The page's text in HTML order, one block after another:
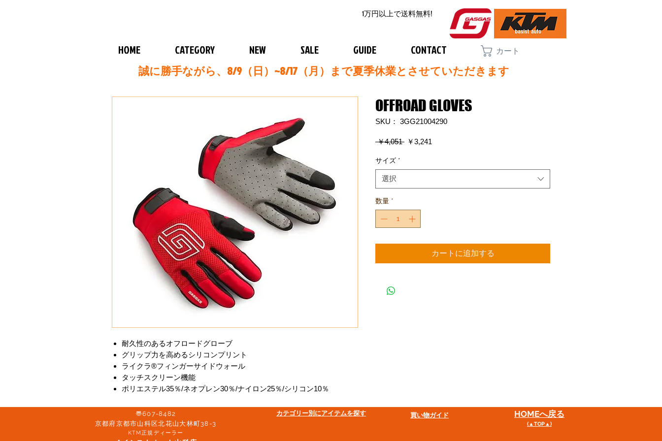
1万円以上で送料無料!
HOME CATEGORY NEW SALE GUIDE CONTACT カート
誠に勝手ながら、8/9（日）~8/17（月）まで夏季休業とさせていただきます
耐久性のあるオフロードグローブ
グリップ力を高めるシリコンプリント
ライクラ®フィンガーサイドウォール
タッチスクリーン機能
ポリエステル35％/ネオプレン30％/ナイロン25％/シリコン10％
OFFROAD GLOVES
SKU： 3GG21004290
￥4,051 通
格
￥3,241
価
サイズ *
選択
数量 *
カートに追加する
〠607-8482
京都府京都市山科区北花山大林町38-3​
KTM正規ディーラー
​カテゴリー別にアイテムを探す 買い物ガイド HOMEへ戻る
(▲TOP▲)